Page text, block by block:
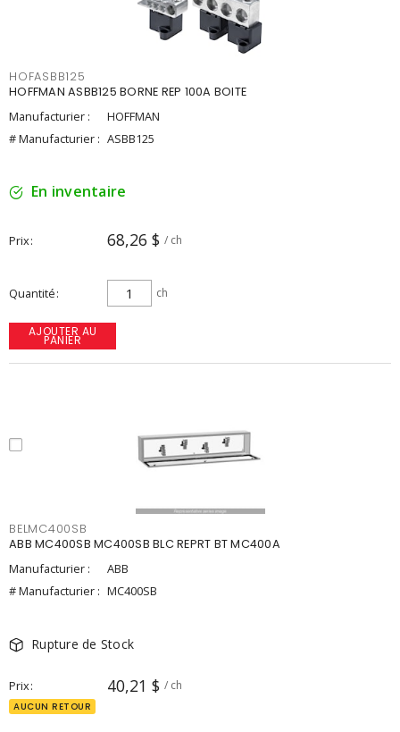
HOFASBB125
HOFFMAN ASBB125 BORNE REP 100A BOITE
Manufacturier :
HOFFMAN
# Manufacturier : ASBB125
En inventaire
Prix 68,26 $ / ch
Quantité ch
AJOUTER AU
PANIER
BELMC400SB
ABB MC400SB MC400SB BLC REPRT BT MC400A
Manufacturier :
ABB
# Manufacturier : MC400SB
Rupture de Stock
Prix 40,21 $ / ch
AUCUN RETOUR